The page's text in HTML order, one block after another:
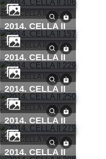
2014. CELLA II 106
106
2014. CELLA II 157
2014. CELLA II
157
2014. CELLA II 229
2014. CELLA II
229
2014. CELLA II 250
2014. CELLA II
250
2014. CELLA II 279
2014. CELLA II
279
2014. CELLA II